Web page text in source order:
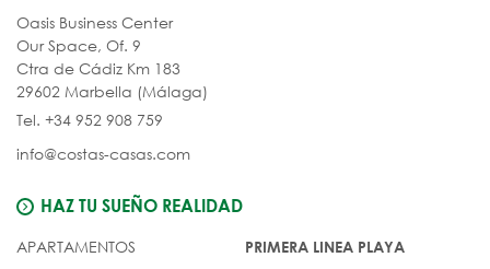
Oasis Business Center
Our Space, Of. 9
Ctra de Cádiz Km 183
29602 Marbella (Málaga)
Tel. +34 952 908 759
info@costas-casas.com
HAZ TU SUEÑO REALIDAD
APARTAMENTOS
PRIMERA LINEA PLAYA